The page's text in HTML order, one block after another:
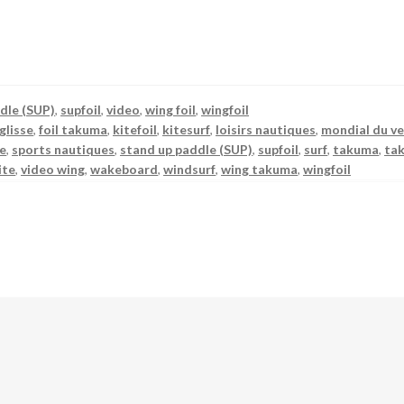
(SUP), supfoil,video,wing foil,wingfoil
,foil takuma, kitefoil, kitesurf, loisirs nautiques, mondial du
, sports nautiques, stand up paddle (SUP), supfoil, surf, takuma,
,video wing,wakeboard,windsurf,wing takuma,wingfoil